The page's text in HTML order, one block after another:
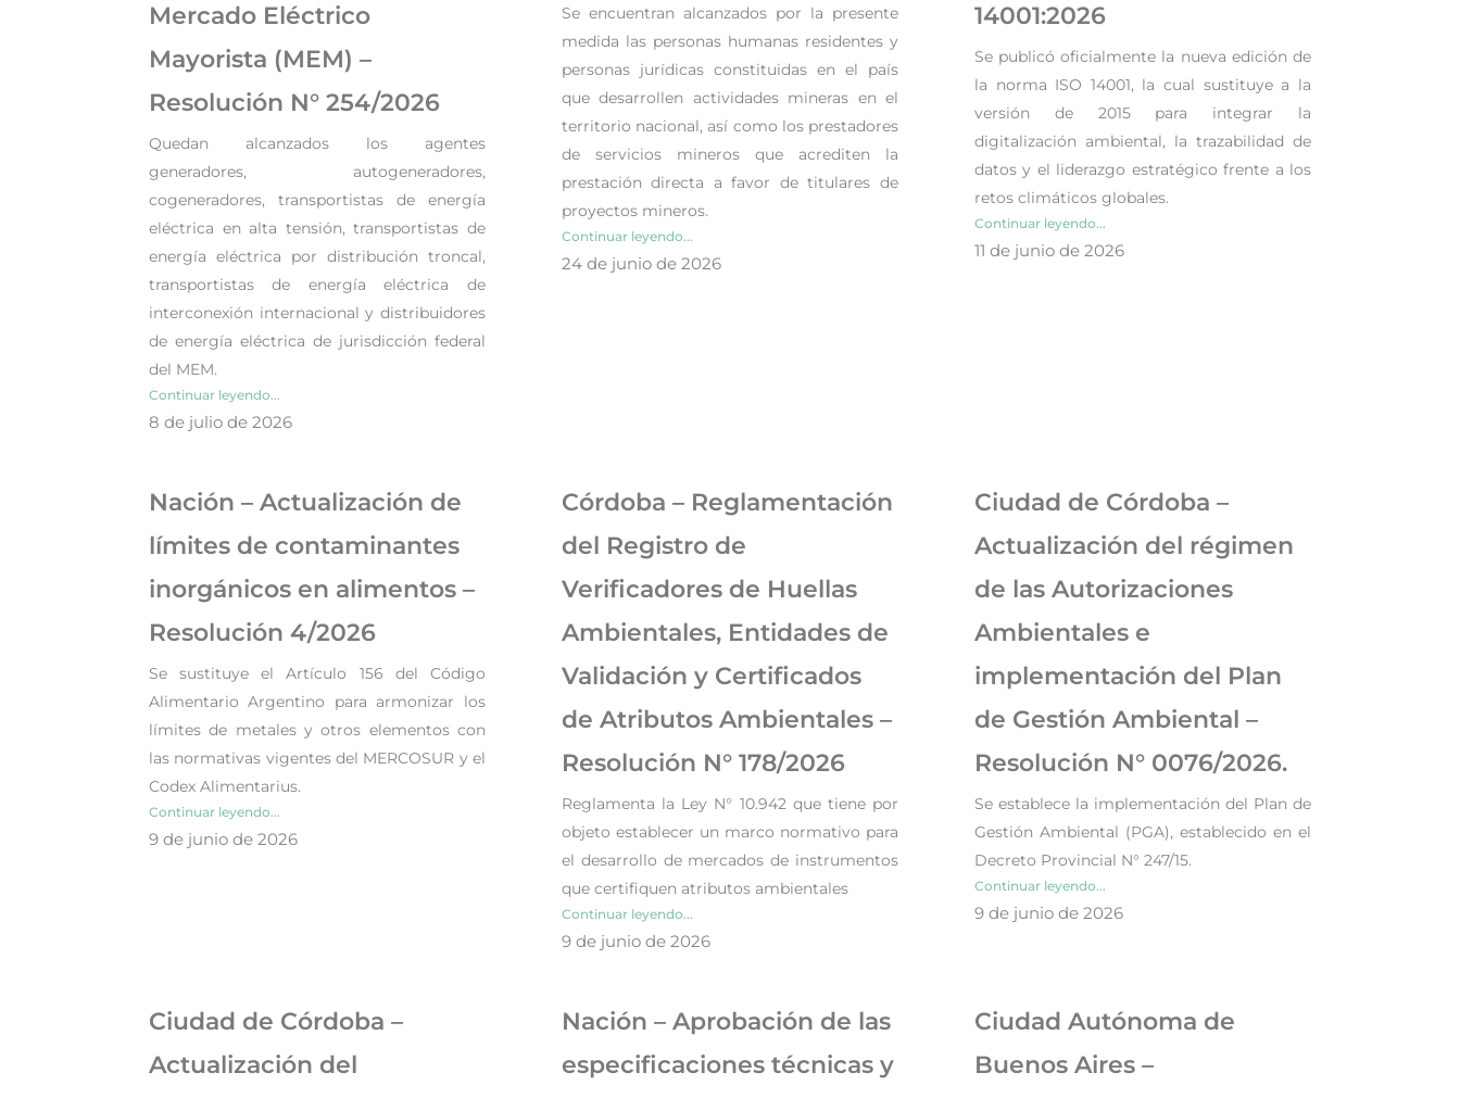
Mercado Eléctrico
Mayorista (MEM) –
Resolución N° 254/2026
Quedan alcanzados los agentes
generadores, autogeneradores,
cogeneradores, transportistas de energía
eléctrica en alta tensión, transportistas de
energía eléctrica por distribución troncal,
transportistas de energía eléctrica de
interconexión internacional y distribuidores
de energía eléctrica de jurisdicción federal
del MEM.
Continuar leyendo...
8 de julio de 2026
Se encuentran alcanzados por la presente
medida las personas humanas residentes y
personas jurídicas constituidas en el país
que desarrollen actividades mineras en el
territorio nacional, así como los prestadores
de servicios mineros que acrediten la
prestación directa a favor de titulares de
proyectos mineros.
Continuar leyendo...
24 de junio de 2026
14001:2026
Se publicó oficialmente la nueva edición de
la norma ISO 14001, la cual sustituye a la
versión de 2015 para integrar la
digitalización ambiental, la trazabilidad de
datos y el liderazgo estratégico frente a los
retos climáticos globales.
Continuar leyendo...
11 de junio de 2026
Nación – Actualización de
límites de contaminantes
inorgánicos en alimentos –
Resolución 4/2026
Se sustituye el Artículo 156 del Código
Alimentario Argentino para armonizar los
límites de metales y otros elementos con
las normativas vigentes del MERCOSUR y el
Codex Alimentarius.
Continuar leyendo...
9 de junio de 2026
Córdoba – Reglamentación
del Registro de
Verificadores de Huellas
Ambientales, Entidades de
Validación y Certificados
de Atributos Ambientales –
Resolución N° 178/2026
Reglamenta la Ley N° 10.942 que tiene por
objeto establecer un marco normativo para
el desarrollo de mercados de instrumentos
que certifiquen atributos ambientales
Continuar leyendo...
9 de junio de 2026
Ciudad de Córdoba –
Actualización del régimen
de las Autorizaciones
Ambientales e
implementación del Plan
de Gestión Ambiental –
Resolución N° 0076/2026.
Se establece la implementación del Plan de
Gestión Ambiental (PGA), establecido en el
Decreto Provincial N° 247/15.
Continuar leyendo...
9 de junio de 2026
Ciudad de Córdoba –
Actualización del
Nación – Aprobación de las
especificaciones técnicas y
Ciudad Autónoma de
Buenos Aires –